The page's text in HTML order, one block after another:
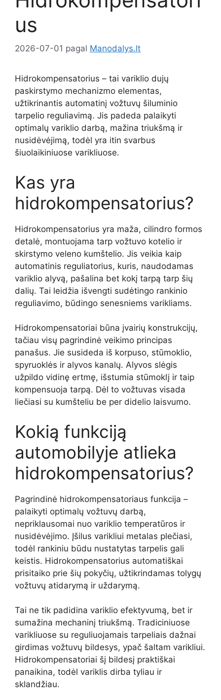
us
2026-07-01 pagal Manodalys.lt
Hidrokompensatorius – tai variklio dujų
paskirstymo mechanizmo elementas,
užtikrinantis automatinį vožtuvų šiluminio
tarpelio reguliavimą. Jis padeda palaikyti
optimalų variklio darbą, mažina triukšmą ir
nusidėvėjimą, todėl yra itin svarbus
šiuolaikiniuose varikliuose.
Kas yra
hidrokompensatorius?
Hidrokompensatorius yra maža, cilindro formos
detalė, montuojama tarp vožtuvo kotelio ir
skirstymo veleno kumštelio. Jis veikia kaip
automatinis reguliatorius, kuris, naudodamas
variklio alyvą, pašalina bet kokį tarpą tarp šių
dalių. Tai leidžia išvengti sudėtingo rankinio
reguliavimo, būdingo senesniems varikliams.
Hidrokompensatoriai būna įvairių konstrukcijų,
tačiau visų pagrindinė veikimo principas
panašus. Jie susideda iš korpuso, stūmoklio,
spyruoklės ir alyvos kanalų. Alyvos slėgis
užpildo vidinę ertmę, išstumia stūmoklį ir taip
kompensuoja tarpą. Dėl to vožtuvas visada
liečiasi su kumšteliu be per didelio laisvumo.
Kokią funkciją
automobilyje atlieka
hidrokompensatorius?
Pagrindinė hidrokompensatoriaus funkcija –
palaikyti optimalų vožtuvų darbą,
nepriklausomai nuo variklio temperatūros ir
nusidėvėjimo. Įšilus varikliui metalas plečiasi,
todėl rankiniu būdu nustatytas tarpelis gali
keistis. Hidrokompensatorius automatiškai
prisitaiko prie šių pokyčių, užtikrindamas tolygų
vožtuvų atidarymą ir uždarymą.
Tai ne tik padidina variklio efektyvumą, bet ir
sumažina mechaninį triukšmą. Tradiciniuose
varikliuose su reguliuojamais tarpeliais dažnai
girdimas vožtuvų bildesys, ypač šaltam varikliui.
Hidrokompensatoriai šį bildesį praktiškai
panaikina, todėl variklis dirba tyliau ir
sklandžiau.